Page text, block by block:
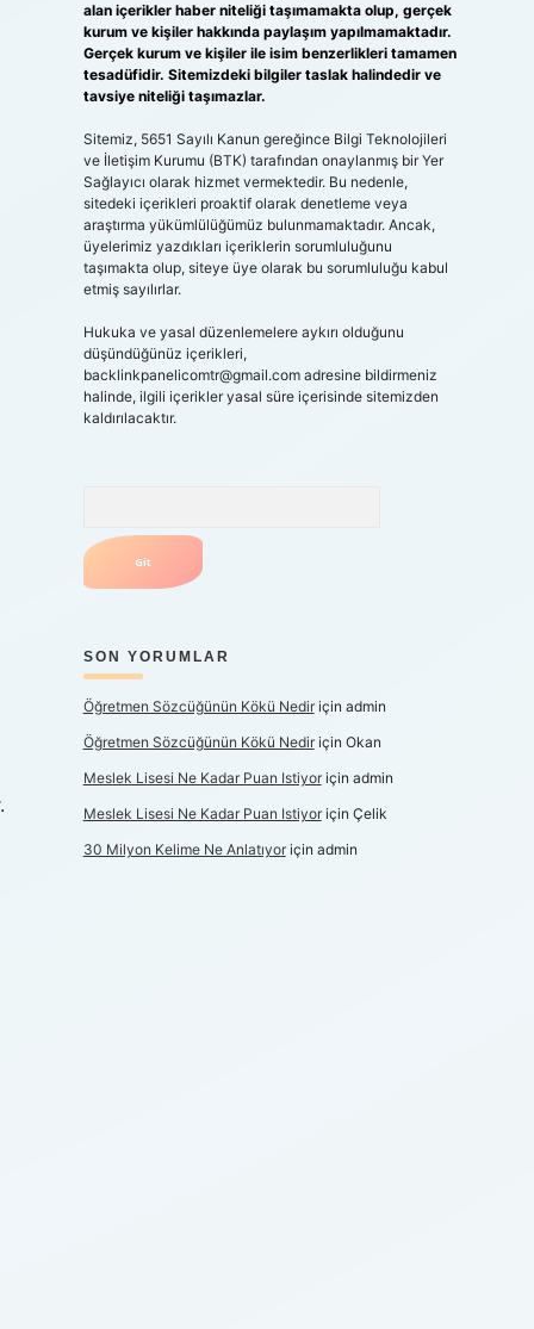
alan içerikler haber niteliği taşımamakta olup, gerçek
kurum ve kişiler hakkında paylaşım yapılmamaktadır.
Gerçek kurum ve kişiler ile isim benzerlikleri tamamen
tesadüfidir. Sitemizdeki bilgiler taslak halindedir ve
tavsiye niteliği taşımazlar.
Sitemiz, 5651 Sayılı Kanun gereğince Bilgi Teknolojileri
ve İletişim Kurumu (BTK) tarafından onaylanmış bir Yer
Sağlayıcı olarak hizmet vermektedir. Bu nedenle,
sitedeki içerikleri proaktif olarak denetleme veya
araştırma yükümlülüğümüz bulunmamaktadır. Ancak,
üyelerimiz yazdıkları içeriklerin sorumluluğunu
taşımakta olup, siteye üye olarak bu sorumluluğu kabul
etmiş sayılırlar.
Hukuka ve yasal düzenlemelere aykırı olduğunu
düşündüğünüz içerikleri,
backlinkpanelicomtr@gmail.comadresine bildirmeniz
halinde, ilgili içerikler yasal süre içerisinde sitemizden
kaldırılacaktır.
SON YORUMLAR
Öğretmen Sözcüğünün Kökü Nediriçin admin
Öğretmen Sözcüğünün Kökü Nediriçin Okan
Meslek Lisesi Ne Kadar Puan Istiyoriçin admin
Meslek Lisesi Ne Kadar Puan Istiyoriçin Çelik
30 Milyon Kelime Ne Anlatıyoriçin admin